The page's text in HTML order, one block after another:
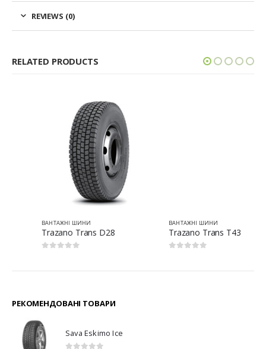
REVIEWS (0)
RELATED PRODUCTS
ВАНТАЖНІ ШИНИ
Trazano Trans D28
ВАНТАЖНІ ШИНИ
Trazano Trans T43
РЕКОМЕНДОВАНІ ТОВАРИ
Sava Eskimo Ice